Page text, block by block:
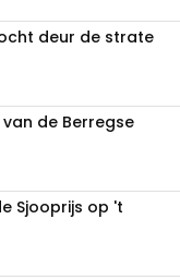
deur de strate
de Berregse
Sjooprijs op 't